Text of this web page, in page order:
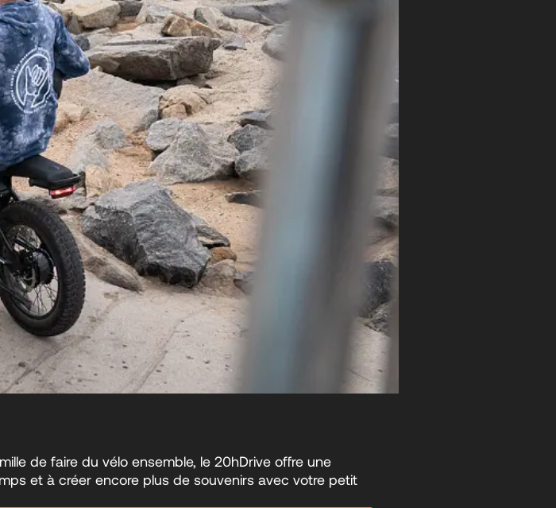
de faire du vélo ensemble, le 20hDrive offre une
et à créer encore plus de souvenirs avec votre petit